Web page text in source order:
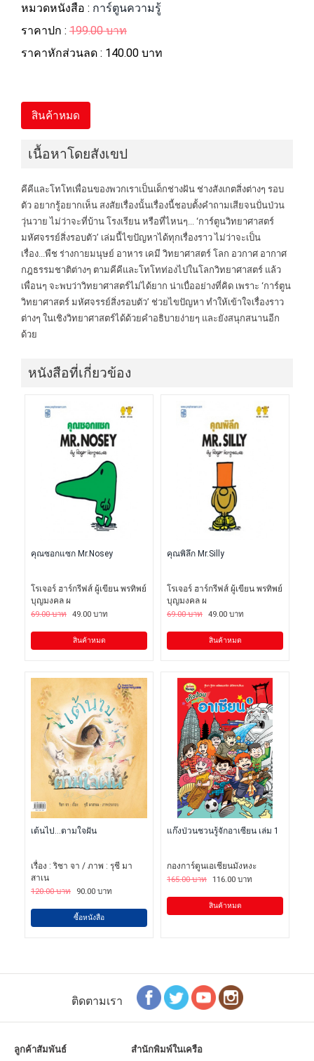
หมวดหนังสือ : การ์ตูนความรู้
ราคาปก : 199.00 บาท
ราคาหักส่วนลด : 140.00 บาท
สินค้าหมด
เนื้อหาโดยสังเขป
คีคีและโทโทเพื่อนของพวกเราเป็นเด็กช่างฝัน ช่างสังเกตสิ่งต่างๆ รอบ
ตัว อยากรู้อยากเห็น สงสัยเรื่องนั้นเรื่องนี้ชอบตั้งคำถามเสียจนปั่นป่วน
วุ่นวาย ไม่ว่าจะที่บ้าน โรงเรียน หรือที่ไหนๆ... ‘การ์ตูนวิทยาศาสตร์
มหัศจรรย์สิ่งรอบตัว’ เล่มนี้ไขปัญ­หาได้ทุกเรื่องราว ไม่ว่าจะเป็น
เรื่อง...พืช ร่างกายมนุษย์ อาหาร เคมี วิทยาศาสตร์ โลก อวกาศ อากาศ
กฎธรรมชาติต่างๆ ตามคีคีและโทโทท่องไปในโลกวิทยาศาสตร์ แล้ว
เพื่อนๆ จะพบว่าวิทยาศาสตร์ไม่ได้ยาก น่าเบื่ออย่างที่คิด เพราะ ‘การ์ตูน
วิทยาศาสตร์ มหัศจรรย์สิ่งรอบตัว’ ช่วยไขปั­ญหา ทำให้เข้าใจเรื่องราว
ต่างๆ ในเชิงวิทยาศาสตร์ได้ด้วยคำอธิบายง่ายๆ และยังสนุกสนานอีก
ด้วย
หนังสือที่เกี่ยวข้อง
คุณซอกแซก Mr.Nosey
โรเจอร์ ฮาร์กรีฟส์ ผู้เขียน พรทิพย์
บุญมงคล ผ
69.00 บาท 49.00 บาท
สินค้าหมด
คุณพิลึก Mr.Silly
โรเจอร์ ฮาร์กรีฟส์ ผู้เขียน พรทิพย์
บุญมงคล ผ
69.00 บาท 49.00 บาท
สินค้าหมด
เต้นไป...ตามใจฝัน
เรื่อง : ริชา จา / ภาพ : รุชี มา
สาเน
120.00 บาท
90.00 บาท
ซื้อหนังสือ
แก๊งป่วนชวนรู้จักอาเซียน เล่ม 1
กองการ์ตูนเอเชียนมังหงะ
165.00 บาท 116.00 บาท
สินค้าหมด
ติดตามเรา
ลูกค้าสัมพันธ์ สำนักพิมพ์ในเครือ